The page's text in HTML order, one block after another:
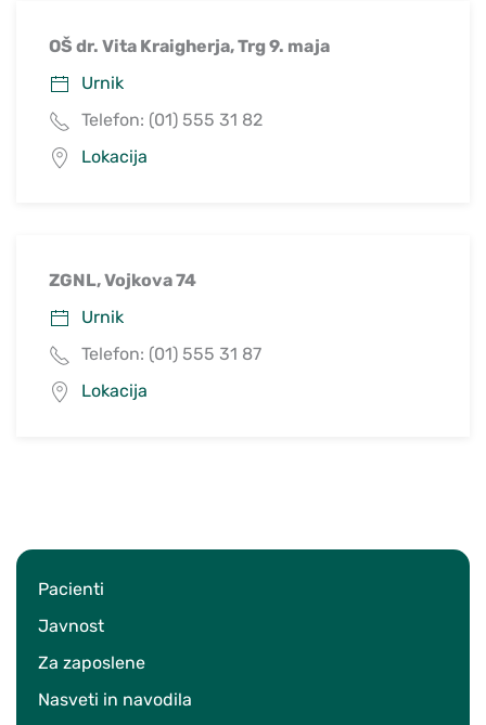
Pacienti
Javnost
Za zaposlene
Nasveti in navodila
OŠ dr. Vita Kraigherja, Trg 9. maja
Urnik
Telefon: (01) 555 31 82
Lokacija
ZGNL, Vojkova 74
Urnik
Telefon: (01) 555 31 87
Lokacija